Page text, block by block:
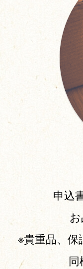
申込
※貴重品、